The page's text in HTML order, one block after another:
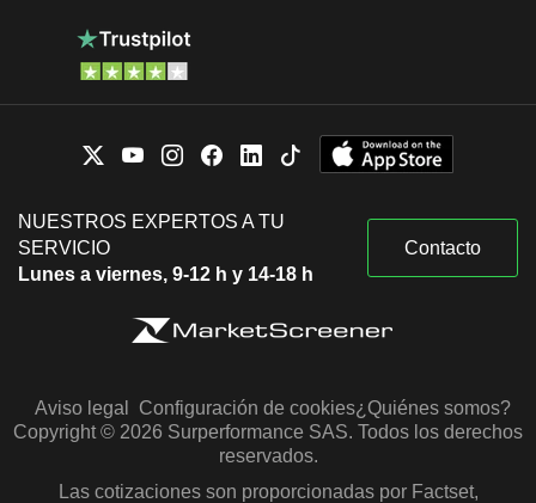
NUESTROS EXPERTOS A TU
SERVICIO
Lunes a viernes, 9-12 h y 14-18 h
Contacto
Aviso legal Configuración de cookies¿Quiénes somos?
Copyright © 2026 Surperformance SAS. Todos los derechos
reservados.
Las cotizaciones son proporcionadas por Factset,